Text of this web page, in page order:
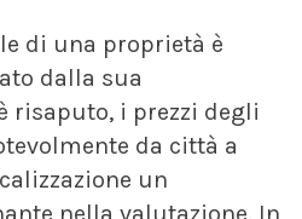
di una proprietà è
dalla sua
risaputo, i prezzi degli
da città a
un
nella valutazione. In